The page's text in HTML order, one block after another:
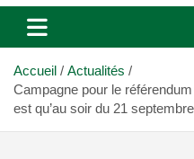
Accueil
Actualités
Campagne pour le
est qu’au soir du 21 septembre